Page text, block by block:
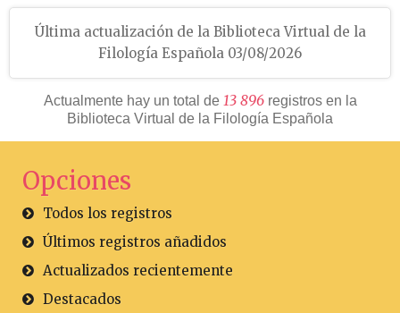
Última actualización de la Biblioteca Virtual de la
Filología Española 03/08/2026
Actualmente hay un total de 13 896registros en la
Biblioteca Virtual de la Filología Española
Opciones
Todos los registros
Últimos registros añadidos
Actualizados recientemente
Destacados